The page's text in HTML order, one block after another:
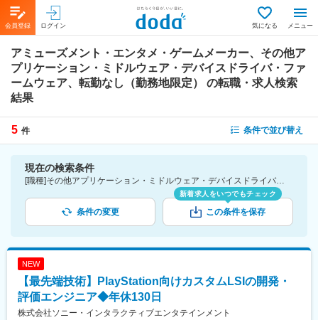
会員登録 ログイン 気になる メニュー
アミューズメント・エンタメ・ゲームメーカー、その他ア
プリケーション・ミドルウェア・デバイスドライバ・ファ
ームウェア、転勤なし（勤務地限定）
の転職・求人検索
結果
5 件 条件で並び替え
現在の検索条件
[職種]その他アプリケーション・ミドルウェア・デバイスドライバ・ファームウェア-アプリケーション・ミドルウェア・デバイスドライバ・ファームウェア [業種]アミューズメント・エンタメ・ゲームメーカー-メーカー（機械・電気）業界 [こだわり条件ピックアップ]転勤なし（勤務地限定） [詳細条件](募集・採用情報)転勤なし（勤務地限定）
条件の変更
新着求人をいつでもチェック
この条件を保存
NEW
【最先端技術】PlayStation向けカスタムLSIの開発・
評価エンジニア◆年休130日
株式会社ソニー・インタラクティブエンタテインメント